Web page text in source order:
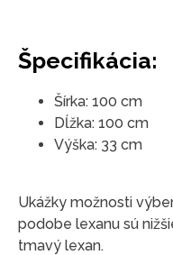
Špecifikácia:
Šírka: 100 cm
Dĺžka: 100 cm
Výška: 33 cm
Ukážky možnosti
podobe lexanu sú
tmavý lexan.